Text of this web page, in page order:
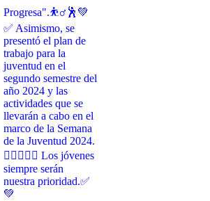
Progresa".⛹️‍♂️🕺💚
✅ Asimismo, se
presentó el plan de
trabajo para la
juventud en el
segundo semestre del
año 2024 y las
actividades que se
llevarán a cabo en el
marco de la Semana
de la Juventud 2024.
🤸‍♂️🏃🏼‍♂️ Los jóvenes
siempre serán
nuestra prioridad.✅
💚